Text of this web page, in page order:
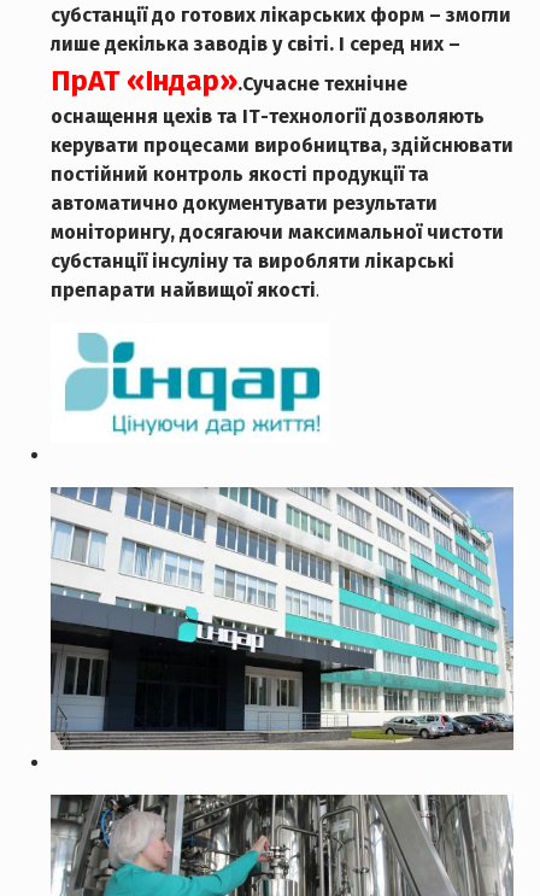
субстанції до готових лікарських форм – змогли
лише декілька заводів у світі. І серед них –
ПрАТ «Індар».Сучасне технічне
оснащення цехів та ІТ-технології дозволяють
керувати процесами виробництва, здійснювати
постійний контроль якості продукції та
автоматично документувати результати
моніторингу, досягаючи максимальної чистоти
субстанції інсуліну та виробляти лікарські
препарати найвищої якості.